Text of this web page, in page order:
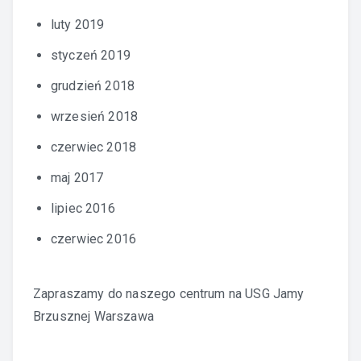
luty 2019
styczeń 2019
grudzień 2018
wrzesień 2018
czerwiec 2018
maj 2017
lipiec 2016
czerwiec 2016
Zapraszamy do naszego centrum naUSG Jamy
Brzusznej Warszawa